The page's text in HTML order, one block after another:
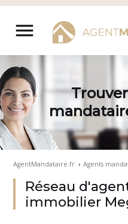
Aller
contenu
menu
AgentMandataire.fr › Agents
Réseau
immobilier